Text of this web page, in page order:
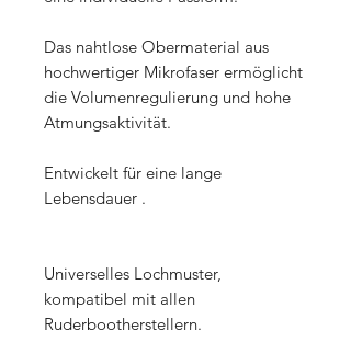
Das nahtlose Obermaterial aus
hochwertiger Mikrofaser ermöglicht
die Volumenregulierung und hohe
Atmungsaktivität.
Entwickelt für eine lange
Lebensdauer .
Universelles Lochmuster,
kompatibel mit allen
Ruderbootherstellern.